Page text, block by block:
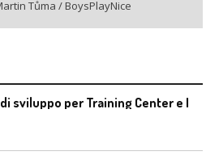
Tůma / BoysPlayNice